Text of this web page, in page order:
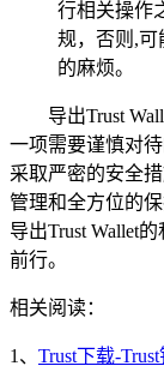
行相关操作
规，否则,可
的麻烦。
导出Trust
一项需要谨慎对
采取严密的安全
管理和全方位的
导出Trust Wallet
前行。
相关阅读：
1、 Trust下载-